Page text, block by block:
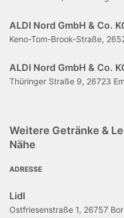
ALDI Nord GmbH & Co.
Keno-Tom-Brook-Straße,
ALDI Nord GmbH & Co.
Thüringer Straße 9, 26723
Weitere Getränke &
Nähe
ADRESSE
Lidl
Ostfriesenstraße 1, 26757